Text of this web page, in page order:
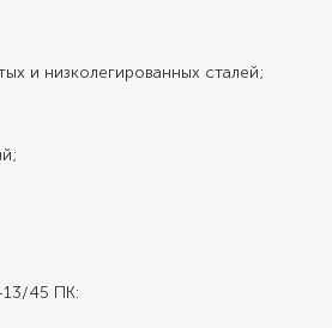
и низколегированных сталей;
45 ПК: